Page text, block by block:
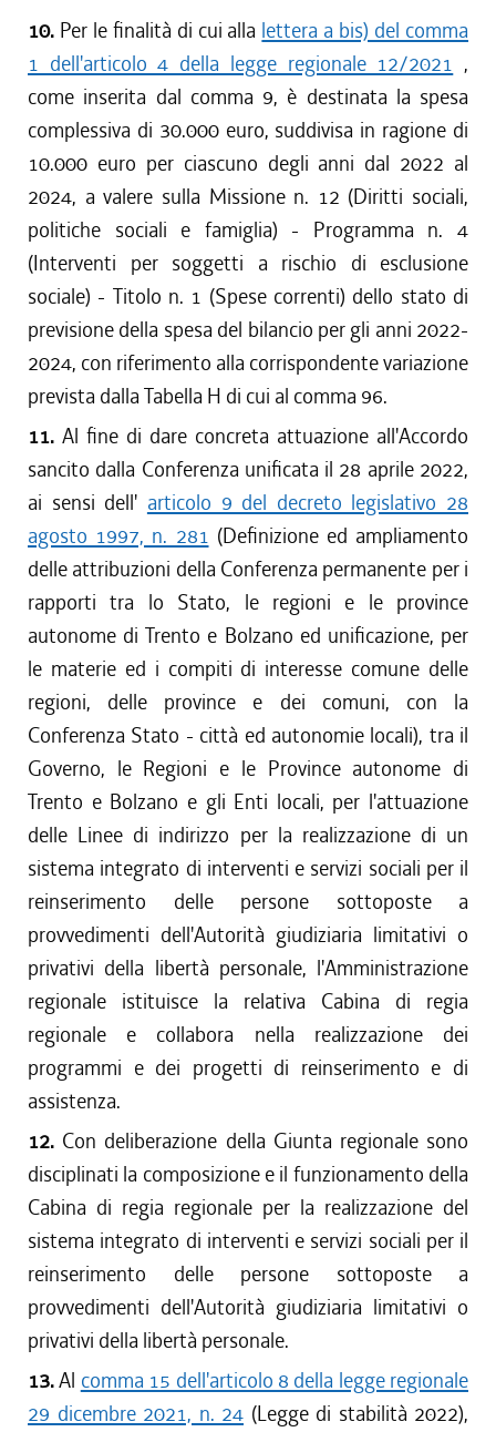
10. Per le finalità di cui alla lettera a bis) del comma
1 dell'articolo 4 della legge regionale 12/2021 ,
come inserita dal comma 9, è destinata la spesa
complessiva di 30.000 euro, suddivisa in ragione di
10.000 euro per ciascuno degli anni dal 2022 al
2024, a valere sulla Missione n. 12 (Diritti sociali,
politiche sociali e famiglia) - Programma n. 4
(Interventi per soggetti a rischio di esclusione
sociale) - Titolo n. 1 (Spese correnti) dello stato di
previsione della spesa del bilancio per gli anni 2022-
2024, con riferimento alla corrispondente variazione
prevista dalla Tabella H di cui al comma 96.
11. Al fine di dare concreta attuazione all'Accordo
sancito dalla Conferenza unificata il 28 aprile 2022,
ai sensi dell' articolo 9 del decreto legislativo 28
agosto 1997, n. 281 (Definizione ed ampliamento
delle attribuzioni della Conferenza permanente per i
rapporti tra lo Stato, le regioni e le province
autonome di Trento e Bolzano ed unificazione, per
le materie ed i compiti di interesse comune delle
regioni, delle province e dei comuni, con la
Conferenza Stato - città ed autonomie locali), tra il
Governo, le Regioni e le Province autonome di
Trento e Bolzano e gli Enti locali, per l'attuazione
delle Linee di indirizzo per la realizzazione di un
sistema integrato di interventi e servizi sociali per il
reinserimento delle persone sottoposte a
provvedimenti dell'Autorità giudiziaria limitativi o
privativi della libertà personale, l'Amministrazione
regionale istituisce la relativa Cabina di regia
regionale e collabora nella realizzazione dei
programmi e dei progetti di reinserimento e di
assistenza.
12. Con deliberazione della Giunta regionale sono
disciplinati la composizione e il funzionamento della
Cabina di regia regionale per la realizzazione del
sistema integrato di interventi e servizi sociali per il
reinserimento delle persone sottoposte a
provvedimenti dell'Autorità giudiziaria limitativi o
privativi della libertà personale.
13.Al comma 15 dell'articolo 8 della legge regionale
29 dicembre 2021, n. 24 (Legge di stabilità 2022),